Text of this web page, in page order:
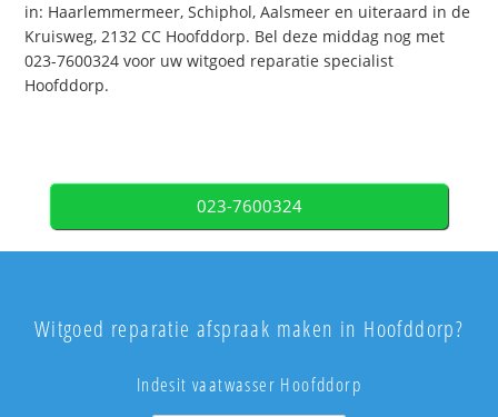
in: Haarlemmermeer, Schiphol, Aalsmeer en uiteraard in de
Kruisweg, 2132 CC Hoofddorp. Bel deze middag nog met
023-7600324 voor uw witgoed reparatie specialist
Hoofddorp.
023-7600324
Witgoed reparatie afspraak maken in Hoofddorp?
Indesit vaatwasser Hoofddorp